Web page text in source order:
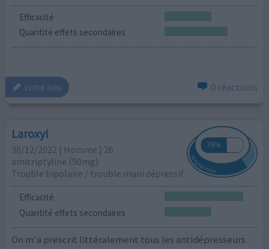
Efficacité
Quantité effets secondaires
votre avis 0 réactions
Laroxyl
30/12/2022 | Homme | 26
amitriptyline (50mg)
Trouble bipolaire / trouble mani dépressif
Efficacité
Quantité effets secondaires
On m'a prescrit littéralement tous les antidépresseurs